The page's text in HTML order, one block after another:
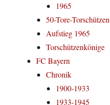
1965
50-Tore-Torschützen
Aufstieg 1965
Torschützenkönige
FC Bayern
Chronik
1900-1933
1933-1945